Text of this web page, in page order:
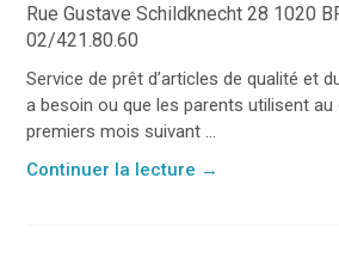
Rue Gustave Schildknecht 28 1020
02/421.80.60
Service de prêt d’articles de qualité et
a besoin ou que les parents utilisent
premiers mois suivant ...
Continuer la lecture →